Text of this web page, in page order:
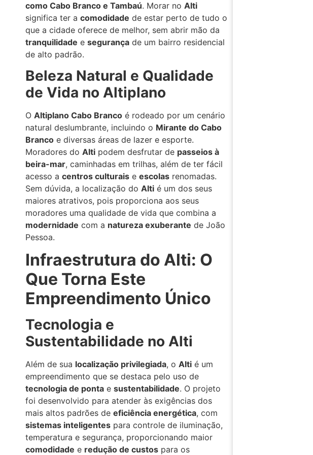
como Cabo Branco e Tambaú. Morar no Alti
significa ter a comodidade de estar perto de tudo o
que a cidade oferece de melhor, sem abrir mão da
tranquilidade e segurança de um bairro residencial
de alto padrão.
Beleza Natural e Qualidade
de Vida no Altiplano
O Altiplano Cabo Branco é rodeado por um cenário
natural deslumbrante, incluindo o Mirante do Cabo
Branco e diversas áreas de lazer e esporte.
Moradores do Alti podem desfrutar de passeios à
beira-mar, caminhadas em trilhas, além de ter fácil
acesso a centros culturais e escolas renomadas.
Sem dúvida, a localização do Alti é um dos seus
maiores atrativos, pois proporciona aos seus
moradores uma qualidade de vida que combina a
modernidade com a natureza exuberante de João
Pessoa.
Infraestrutura do Alti: O
Que Torna Este
Empreendimento Único
Tecnologia e
Sustentabilidade no Alti
Além de sua localização privilegiada, o Alti é um
empreendimento que se destaca pelo uso de
tecnologia de ponta e sustentabilidade. O projeto
foi desenvolvido para atender às exigências dos
mais altos padrões de eficiência energética, com
sistemas inteligentes para controle de iluminação,
temperatura e segurança, proporcionando maior
comodidade e redução de custos para os